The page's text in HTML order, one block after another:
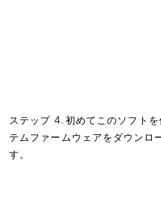
ステップ 4. 初めてこのソフト
テムファームウェアをダウンロ
す。